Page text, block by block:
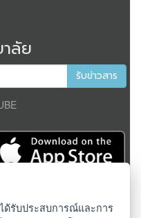
ลัย
รับข่าวสาร
ด้รับประสบการณ์และการ